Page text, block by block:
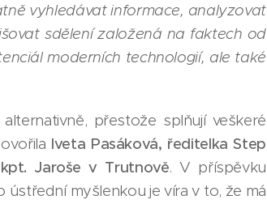
vyhledávat informace, analyzovat
sdělení založená na faktech od
moderních technologií, ale také
přestože splňují veškeré
Iveta Pasáková, ředitelka Step
Jaroše v Trutnově. V příspěvku
myšlenkou je víra v to, že má